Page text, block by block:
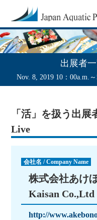
出展者
Nov. 8, 2019 10：00a.m.
「活」を扱う出
Live
会社名 / Company Name
株式会社あけ
Kaisan Co.,Ltd
http://